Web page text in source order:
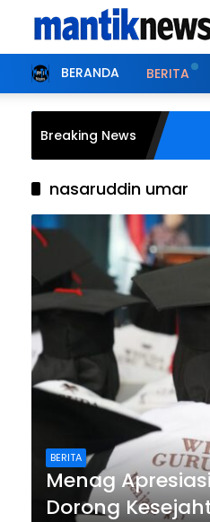
BERANDA BERITA
Breaking News
nasaruddin umar
BERITA
Menag
Dorong